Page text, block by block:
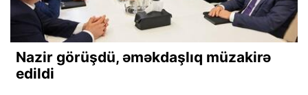
Nazir görüşdü, əməkdaşlıq müzakirə
edildi